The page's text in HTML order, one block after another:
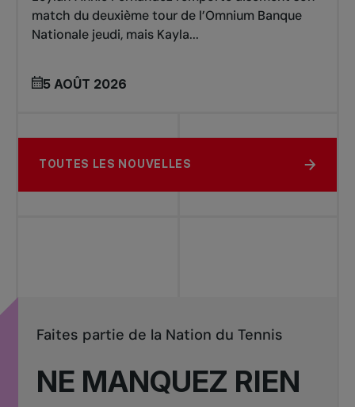
match du deuxième tour de l’Omnium Banque
Nationale jeudi, mais Kayla...
5 AOÛT 2026
TOUTES LES NOUVELLES
NE MANQUEZ RIEN
Faites partie de la Nation du Tennis